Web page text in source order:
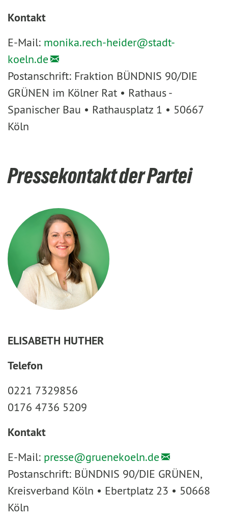
Kontakt
E-Mail: monika.rech-heider@stadt-
koeln.de
Postanschrift: Fraktion BÜNDNIS 90/DIE
GRÜNEN im Kölner Rat • Rathaus -
Spanischer Bau • Rathausplatz 1 • 50667
Köln
Pressekontakt der Partei
ELISABETH HUTHER
Telefon
0221 7329856
0176 4736 5209
Kontakt
E-Mail: presse@gruenekoeln.de
Postanschrift: BÜNDNIS 90/DIE GRÜNEN,
Kreisverband Köln • Ebertplatz 23 • 50668
Köln